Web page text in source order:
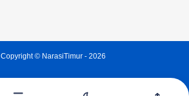
Copyright © NarasiTimur- 2026